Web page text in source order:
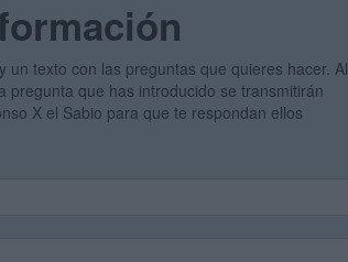
un texto con las preguntas que quieres hacer. Al
pregunta que has introducido se transmitirán
X el Sabio para que te respondan ellos